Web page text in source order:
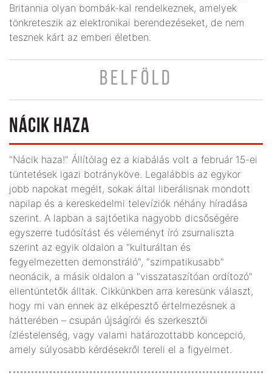
Britannia olyan bombák-kal rendelkeznek, amelyek
tönkreteszik az elektronikai berendezéseket, de nem
tesznek kárt az emberi életben.
BELFÖLD
NÁCIK HAZA
"Nácik haza!" Állítólag ez a kiabálás volt a február 15-ei
tüntetések igazi botrányköve. Legalábbis az egykor
jobb napokat megélt, sokak által liberálisnak mondott
napilap és a kereskedelmi televíziók néhány híradása
szerint. A lapban a sajtóetika nagyobb dicsőségére
egyszerre tudósítást és véleményt író zsurnaliszta
szerint az egyik oldalon a "kulturáltan és
fegyelmezetten demonstráló", "szimpatikusabb"
neonácik, a másik oldalon a "visszataszítóan ordítozó"
ellentüntetők álltak. Cikkünkben arra keresünk választ,
hogy mi van ennek az elképesztő értelmezésnek a
hátterében – csupán újságírói és szerkesztői
ízléstelenség, vagy valami határozottabb koncepció,
amely súlyosabb kérdésekről tereli el a figyelmet.